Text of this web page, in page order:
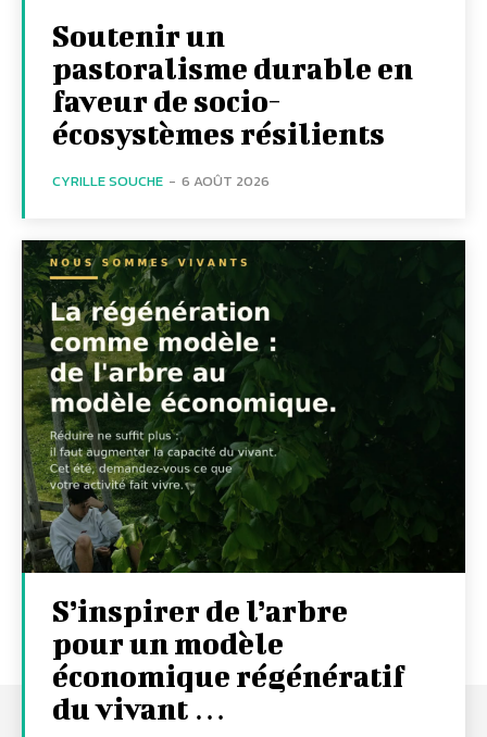
Soutenir un
pastoralisme durable en
faveur de socio-
écosystèmes résilients
CYRILLE SOUCHE - 6 AOÛT 2026
S’inspirer de l’arbre
pour un modèle
économique régénératif
du vivant …